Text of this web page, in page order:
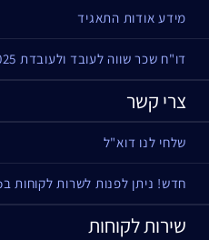
מידע אודות התאגיד
דו"ח שכר שווה לעובד ולעובדת 2025
צרי קשר
שלחי לנו דוא"ל
חדש! ניתן לפנות לשרות לקוחות בWhatsApp
שירות לקוחות